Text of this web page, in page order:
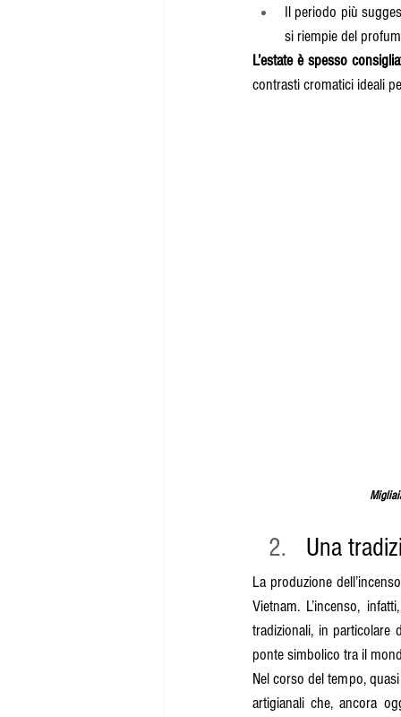
Il periodo più
si riempie del
L’estate è spesso
contrasti cromatici ideali
Una
La produzione
Vietnam. L’incenso,
tradizionali, in particolare
ponte simbolico tra il
Nel corso del tempo,
artigianali che, ancora